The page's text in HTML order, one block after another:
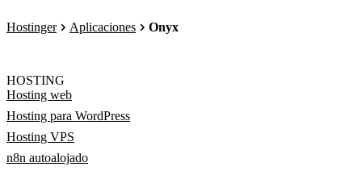
Hostinger Aplicaciones Onyx
HOSTING
Hosting web
Hosting para WordPress
Hosting VPS
n8n autoalojado